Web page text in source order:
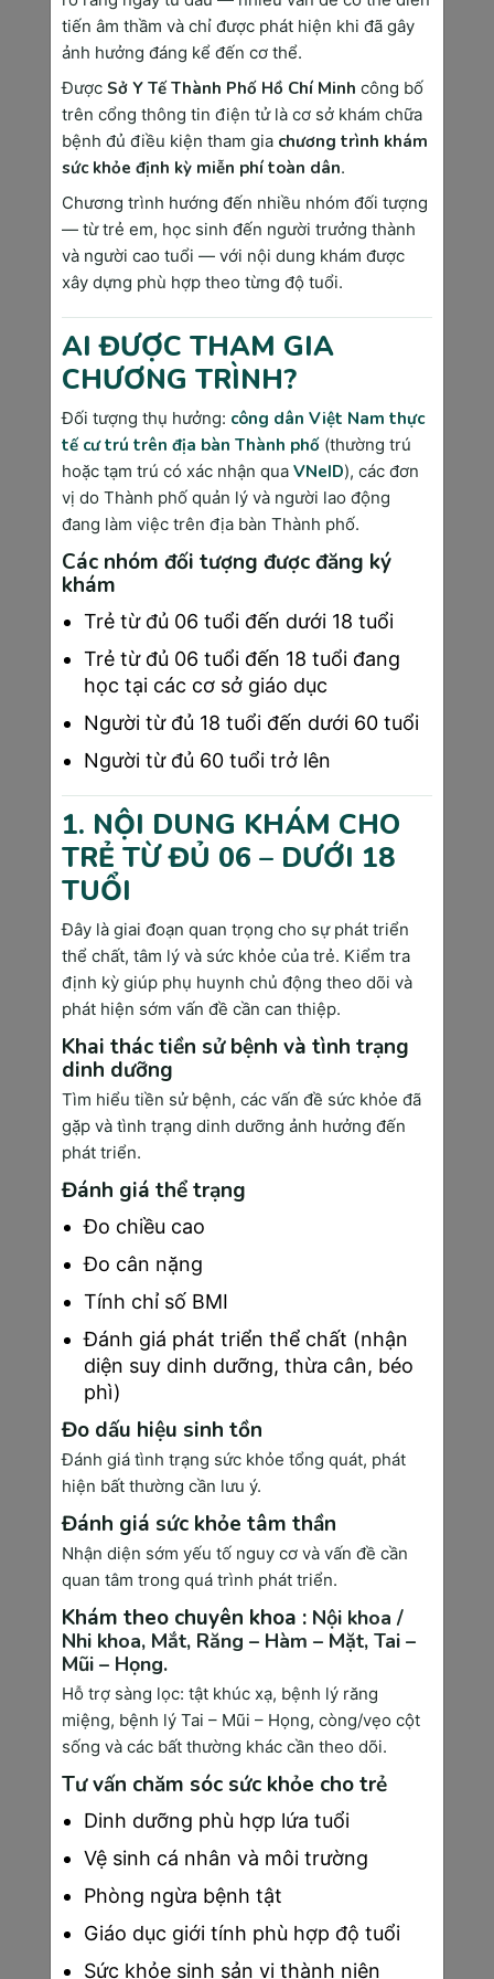
là cơ hội để phát hiện sớm các vấn đề tiềm ẩn
của cả mẹ và bé nếu có, giúp đảm bảo một
thai kỳ an toàn và trọn vẹn. Mỗi lần khám thai
là một hành trình hiểu rõ hơn về sự phát triển
kỳ diệu của bé yêu. Dưới đây là các mốc khám
thai quan trọng mà mẹ bầu không nên bỏ qua:
Hình 2 Những thời điểm khám thai quan trọng
mà các mẹ không nên bỏ qua
Lần khám đầu tiên (ngay khi biết
mình mang thai):
nằm trong hay ngoài tử cung.
Thực hiện các xét nghiệm máu,
nước tiểu để đánh giá sức khỏe
ban đầu.
Tuần 6-8:
Siêu âm để kiểm tra sự xuất hiện
của tim thai, đảm bảo thai đang
phát triển bình thường.
Tuần 11-13:
Siêu âm đo độ mờ da gáy kết hợp
xét nghiệm Double test để tầm
soát nguy cơ dị tật bẩm sinh như
hội chứng Down.
Tuần 16-20:
Siêu âm hình thái học thai nhi,
kiểm tra chi tiết cấu trúc cơ thể
sinh.
làm Double test).
Tuần 20-24:
Siêu âm Doppler màu để đánh
giá lưu lượng máu trong tử cung
và bánh nhau.
Kiểm tra nguy cơ tiểu đường thai
kỳ bằng nghiệm pháp dung nạp
Tiêm phòng uốn ván (mũi đầu
tiên).
Tuần 28-36:
Khám thai định kỳ mỗi 2-3 tuần /
lần để theo dõi sự phát triển của
bé.
Tuần 36-40:
Khám thai hàng tuần để kiểm tra
ngôi thai, lượng nước ối và sức
khỏe tổng thể của mẹ và bé trước
khi sinh.
Việc tuân thủ các mốc khám thai định kỳ là
cách tốt nhất để mẹ bầu an tâm và chuẩn bị
sẵn sàng cho hành trình “vượt cạn” sắp tới.
tiến âm thầm và chỉ được phát hiện khi đã gây
ảnh hưởng đáng kể đến cơ thể.
Được Sở Y Tế Thành Phố Hồ Chí Minh công bố
trên cổng thông tin điện tử là cơ sở khám chữa
bệnh đủ điều kiện tham gia chương trình khám
sức khỏe định kỳ miễn phí toàn dân.
Chương trình hướng đến nhiều nhóm đối tượng
— từ trẻ em, học sinh đến người trưởng thành
và người cao tuổi — với nội dung khám được
xây dựng phù hợp theo từng độ tuổi.
AI ĐƯỢC THAM GIA
CHƯƠNG TRÌNH?
Đối tượng thụ hưởng: công dân Việt Nam thực
tế cư trú trên địa bàn Thành phố(thường trú
hoặc tạm trú có xác nhận qua VNeID), các đơn
vị do Thành phố quản lý và người lao động
đang làm việc trên địa bàn Thành phố.
Các nhóm đối tượng được đăng ký
khám
Trẻ từ đủ 06 tuổi đến dưới 18 tuổi
Trẻ từ đủ 06 tuổi đến 18 tuổi đang
học tại các cơ sở giáo dục
Người từ đủ 18 tuổi đến dưới 60 tuổi
Người từ đủ 60 tuổi trở lên
1. NỘI DUNG KHÁM CHO
TRẺ TỪ ĐỦ 06 – DƯỚI 18
TUỔI
Đây là giai đoạn quan trọng cho sự phát triển
thể chất, tâm lý và sức khỏe của trẻ. Kiểm tra
định kỳ giúp phụ huynh chủ động theo dõi và
phát hiện sớm vấn đề cần can thiệp.
Khai thác tiền sử bệnh và tình trạng
dinh dưỡng
Tìm hiểu tiền sử bệnh, các vấn đề sức khỏe đã
gặp và tình trạng dinh dưỡng ảnh hưởng đến
phát triển.
Đánh giá thể trạng
Đo chiều cao
Đo cân nặng
Tính chỉ số BMI
Đánh giá phát triển thể chất (nhận
diện suy dinh dưỡng, thừa cân, béo
phì)
Đo dấu hiệu sinh tồn
Đánh giá tình trạng sức khỏe tổng quát, phát
hiện bất thường cần lưu ý.
Đánh giá sức khỏe tâm thần
Nhận diện sớm yếu tố nguy cơ và vấn đề cần
quan tâm trong quá trình phát triển.
Khám theo chuyên khoa : Nội khoa /
Nhi khoa, Mắt, Răng – Hàm – Mặt, Tai –
Mũi – Họng.
Hỗ trợ sàng lọc: tật khúc xạ, bệnh lý răng
miệng, bệnh lý Tai – Mũi – Họng, còng/vẹo cột
sống và các bất thường khác cần theo dõi.
Tư vấn chăm sóc sức khỏe cho trẻ
Dinh dưỡng phù hợp lứa tuổi
Vệ sinh cá nhân và môi trường
Phòng ngừa bệnh tật
Giáo dục giới tính phù hợp độ tuổi
Sức khỏe sinh sản vị thành niên